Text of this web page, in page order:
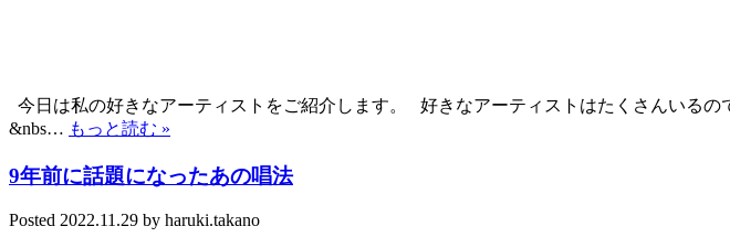
今日は私の好きなアーティストをご紹介します。 好きなアーティストはたくさんいる
&nbs… もっと読む »
9年前に話題になったあの唱法
Posted 2022.11.29 by haruki.takano